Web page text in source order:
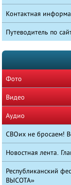
Контактная
Путеводитель по
Фото
Видео
Аудио
СВОих не бросаем!
Новостная лента.
Республиканский
ВЫСОТА»